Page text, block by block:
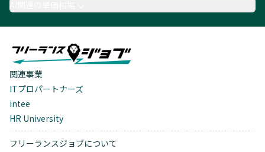
AI関連の単価相場
関連事業
ITプロパートナーズ
intee
HR University
フリーランスジョブについて